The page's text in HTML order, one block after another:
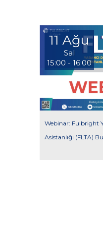
11 Ağu
Sal
15:00 - 16:00
Webinar: Fulbright
Asistanlığı (FLTA)